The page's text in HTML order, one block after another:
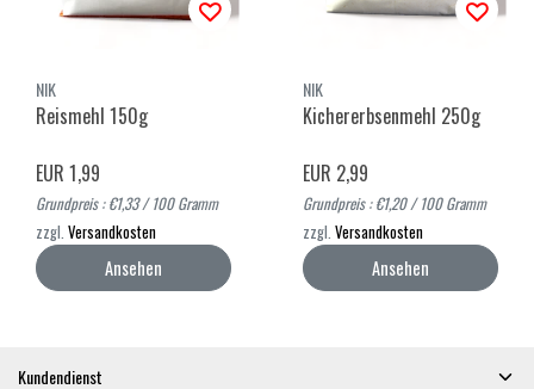
NIK
Reismehl 150g
EUR 1,99
Grundpreis : €1,33 / 100 Gramm
zzgl. Versandkosten
Ansehen
NIK
Kichererbsenmehl 250g
EUR 2,99
Grundpreis : €1,20 / 100 Gramm
zzgl. Versandkosten
Ansehen
Kundendienst